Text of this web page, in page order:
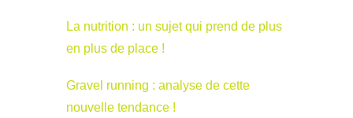
La nutrition : un sujet qui prend de plus
en plus de place !
Gravel running : analyse de cette
nouvelle tendance !